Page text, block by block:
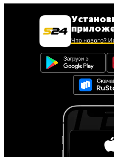
Что нового?